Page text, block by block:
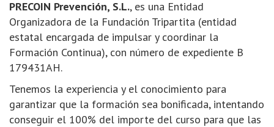
PRECOIN Prevención, S.L., es una Entidad
Organizadora de la Fundación Tripartita (entidad
estatal encargada de impulsar y coordinar la
Formación Continua), con número de expediente B
179431AH.
Tenemos la experiencia y el conocimiento para
garantizar que la formación sea bonificada, intentando
conseguir el 100% del importe del curso para que las